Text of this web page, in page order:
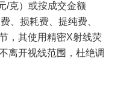
/克）或按成交金额
、损耗费、提纯费、
，其使用精密X射线荧
离开视线范围，杜绝调